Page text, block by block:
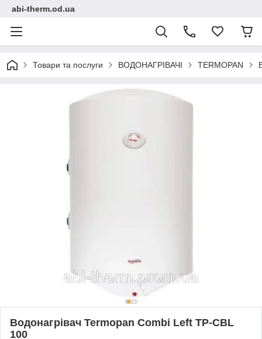
abi-therm.od.ua
Товари та послуги ВОДОНАГРІВАЧІ TERMOPAN
Водонагрівач Termopan Combi Left TP-CBL
100